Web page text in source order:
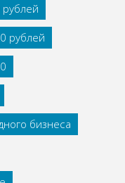
рублей
бизнеса